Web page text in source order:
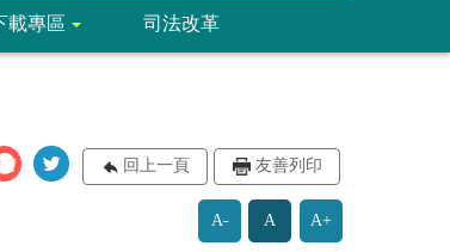
載專區 司法改革
回上一頁 友善列印
A- A A+